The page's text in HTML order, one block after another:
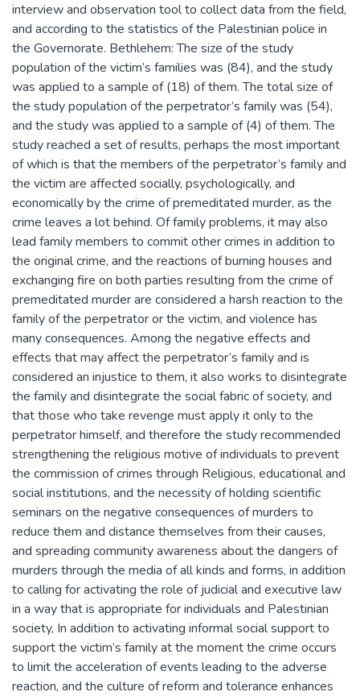
interview and observation tool to collect data from the field,
and according to the statistics of the Palestinian police in
the Governorate. Bethlehem: The size of the study
population of the victim’s families was (84), and the study
was applied to a sample of (18) of them. The total size of
the study population of the perpetrator’s family was (54),
and the study was applied to a sample of (4) of them. The
study reached a set of results, perhaps the most important
of which is that the members of the perpetrator’s family and
the victim are affected socially, psychologically, and
economically by the crime of premeditated murder, as the
crime leaves a lot behind. Of family problems, it may also
lead family members to commit other crimes in addition to
the original crime, and the reactions of burning houses and
exchanging fire on both parties resulting from the crime of
premeditated murder are considered a harsh reaction to the
family of the perpetrator or the victim, and violence has
many consequences. Among the negative effects and
effects that may affect the perpetrator’s family and is
considered an injustice to them, it also works to disintegrate
the family and disintegrate the social fabric of society, and
that those who take revenge must apply it only to the
perpetrator himself, and therefore the study recommended
strengthening the religious motive of individuals to prevent
the commission of crimes through Religious, educational and
social institutions, and the necessity of holding scientific
seminars on the negative consequences of murders to
reduce them and distance themselves from their causes,
and spreading community awareness about the dangers of
murders through the media of all kinds and forms, in addition
to calling for activating the role of judicial and executive law
in a way that is appropriate for individuals and Palestinian
society, In addition to activating informal social support to
support the victim’s family at the moment the crime occurs
to limit the acceleration of events leading to the adverse
reaction, and the culture of reform and tolerance enhances